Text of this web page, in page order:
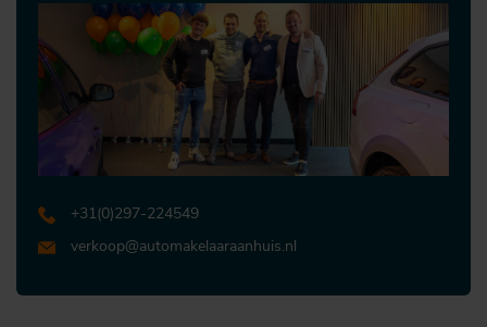
+31 (0)297-224549
verkoop@automakelaaraanhuis.nl